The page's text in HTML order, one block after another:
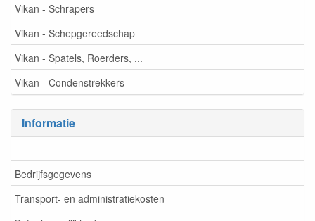
Vikan - Schrapers
Vikan - Schepgereedschap
Vikan - Spatels, Roerders, ...
Vikan - Condenstrekkers
Informatie
-
Bedrijfsgegevens
Transport- en administratiekosten